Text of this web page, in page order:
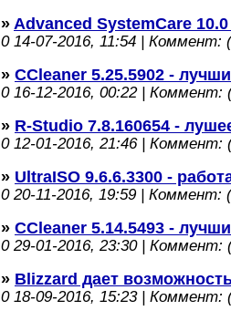
» Advanced SystemCare
014-07-2016, 11:54 | Коммент:
» CCleaner 5.25.5902 -
016-12-2016, 00:22 | Коммент:
» R-Studio 7.8.160654 -
012-01-2016, 21:46 | Коммент:
» UltraISO 9.6.6.3300 -
020-11-2016, 19:59 | Коммент:
» CCleaner 5.14.5493 -
029-01-2016, 23:30 | Коммент:
» Blizzard дает
018-09-2016, 15:23 | Коммент: